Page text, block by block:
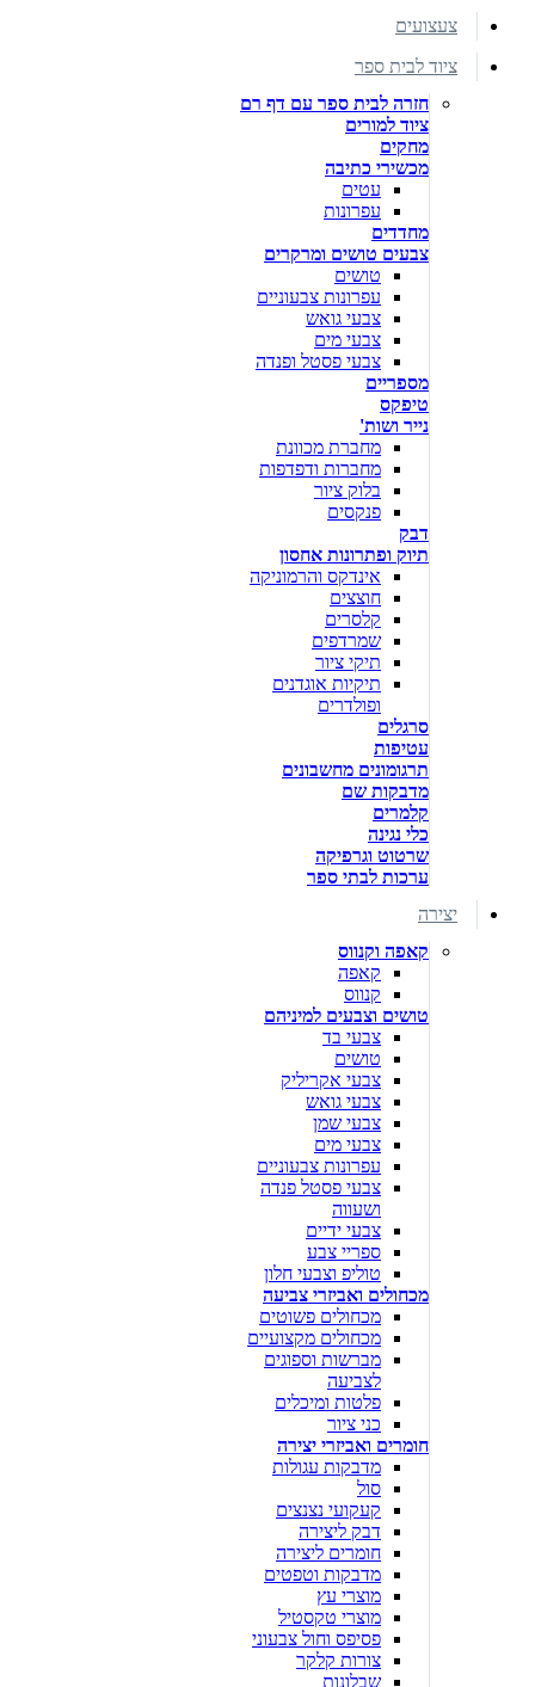
צעצועים
ציוד לבית ספר
חזרה לבית ספר עם דף רם
ציוד למורים
מחקים
מכשירי כתיבה
עטים
עפרונות
מחדדים
צבעים טושים ומרקרים
טושים
עפרונות צבעוניים
צבעי גואש
צבעי מים
צבעי פסטל ופנדה
מספריים
טיפקס
נייר ושות'
מחברת מכוונת
מחברות ודפדפות
בלוק ציור
פנקסים
דבק
תיוק ופתרונות אחסון
אינדקס והרמוניקה
חוצצים
קלסרים
שמרדפים
תיקי ציור
תיקיות אוגדנים
ופולדרים
סרגלים
עטיפות
תרגומונים מחשבונים
מדבקות שם
קלמרים
כלי נגינה
שרטוט וגרפיקה
ערכות לבתי ספר
יצירה
קאפה וקנווס
קאפה
קנווס
טושים וצבעים למיניהם
צבעי בד
טושים
צבעי אקריליק
צבעי גואש
צבעי שמן
צבעי מים
עפרונות צבעוניים
צבעי פסטל פנדה
ושעווה
צבעי ידיים
ספריי צבע
טוליפ וצבעי חלון
מכחולים ואביזרי צביעה
מכחולים פשוטים
מכחולים מקצועיים
מברשות וספוגים
לצביעה
פלטות ומיכלים
כני ציור
חומרים ואביזרי יצירה
מדבקות עגולות
סול
קעקועי נצנצים
דבק ליצירה
חומרים ליצירה
מדבקות וטפטים
מוצרי עץ
מוצרי טקסטיל
פסיפס וחול צבעוני
צורות קלקר
שבלונות